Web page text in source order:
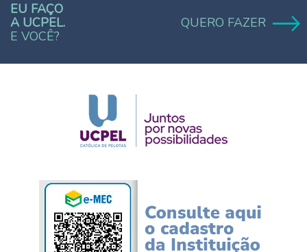
EU FAÇO
A UCPEL.
E VOCÊ?
QUERO FAZER